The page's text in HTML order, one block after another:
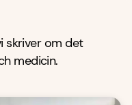
skriver om det
medicin.